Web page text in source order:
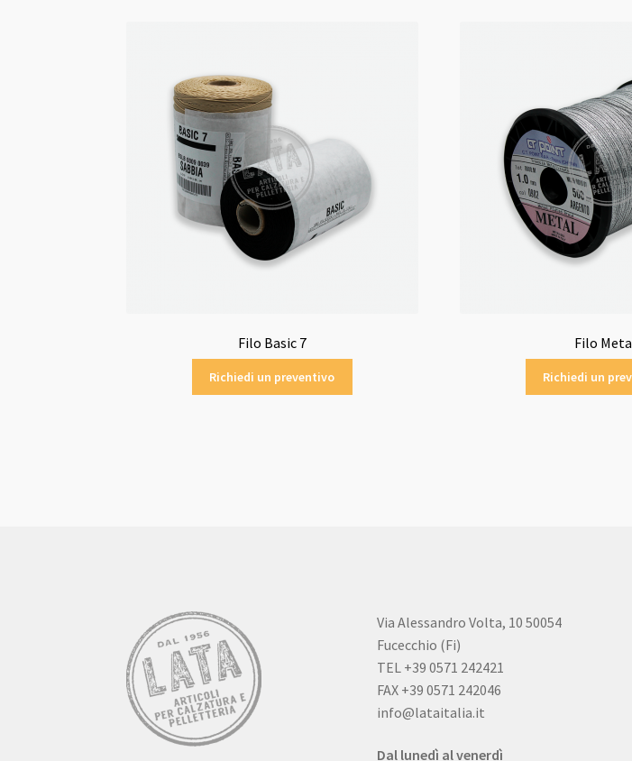
Filo Basic 7
Richiedi un preventivo
Filo
Richiedi un
Via Alessandro Volta, 10 50054
Fucecchio (Fi)
TEL +39 0571 242421
FAX +39 0571 242046
info@lataitalia.it
Dal lunedì al venerdì